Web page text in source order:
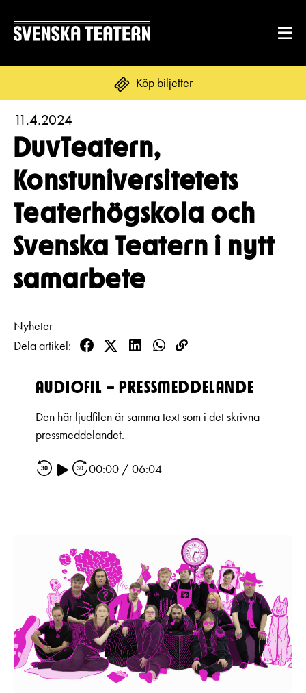
Köp biljetter
Suomi
REPERTOAR & BILJETTER
Repertoar
Kalender
Kundtjänst
Biljetter
Unga
Presentkort
DITT BESÖK
Mat & dryck
Publikarbete
Tillgänglighet
Platskarta
GRUPPER & FÖRETAG
Grupper & teaterombud
Företag
Guidning
Aktuellt
Ensemble
Historia
Nyhetsbrev
Svenska Teatern Live
LOGGA IN
DuvTeatern,
Konstuniversitetets
Teaterhögskola och
Svenska Teatern i nytt
samarbete
11.4.2024
Nyheter
Dela artikel
Facebook
TwitterLinkedInWhatsApp
Kopioi
AUDIOFIL – PRESSMEDDELANDE
Den här ljudfilen är samma text som i det skrivna
pressmeddelandet.
00:00 /06:04